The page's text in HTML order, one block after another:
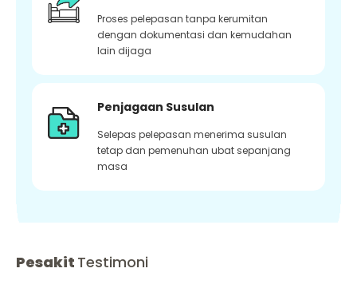
Proses pelepasan tanpa kerumitan
dengan dokumentasi dan kemudahan
lain dijaga
Penjagaan Susulan
Selepas pelepasan menerima susulan
tetap dan pemenuhan ubat sepanjang
masa
Pesakit Testimoni